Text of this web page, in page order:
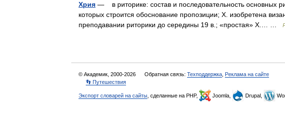
Хрия — в риторике: состав и последовательность основных
которых строится обоснование пропозиции; Х. изобретена
преподавании риторики до середины 19 в.; «простая» Х.… …
© Академик, 2000-2026 Обратная связь: Техподдержка Реклама на сайте
👣 Путешествия
Экспорт словарей на сайты , сделанные на PHP, Joomla, Drupal,